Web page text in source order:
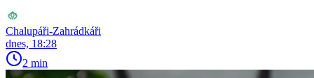
Chalupáři-Zahrádkáři
dnes, 18:28
2 min